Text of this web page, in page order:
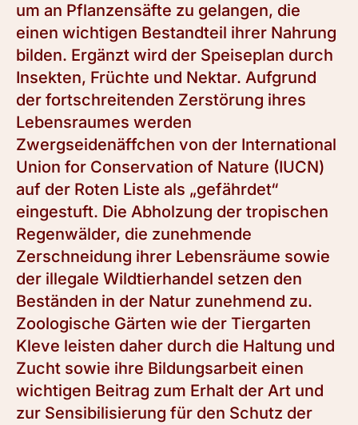
um an Pflanzensäfte zu gelangen, die
einen wichtigen Bestandteil ihrer Nahrung
bilden. Ergänzt wird der Speiseplan durch
Insekten, Früchte und Nektar. Aufgrund
der fortschreitenden Zerstörung ihres
Lebensraumes werden
Zwergseidenäffchen von der International
Union for Conservation of Nature (IUCN)
auf der Roten Liste als „gefährdet“
eingestuft. Die Abholzung der tropischen
Regenwälder, die zunehmende
Zerschneidung ihrer Lebensräume sowie
der illegale Wildtierhandel setzen den
Beständen in der Natur zunehmend zu.
Zoologische Gärten wie der Tiergarten
Kleve leisten daher durch die Haltung und
Zucht sowie ihre Bildungsarbeit einen
wichtigen Beitrag zum Erhalt der Art und
zur Sensibilisierung für den Schutz der